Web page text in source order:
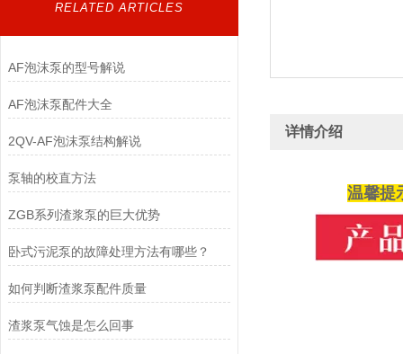
RELATED ARTICLES
AF泡沫泵的型号解说
AF泡沫泵配件大全
2QV-AF泡沫泵结构解说
泵轴的校直方法
ZGB系列渣浆泵的巨大优势
卧式污泥泵的故障处理方法有哪些？
如何判断渣浆泵配件质量
渣浆泵气蚀是怎么回事
详情介绍
温馨提